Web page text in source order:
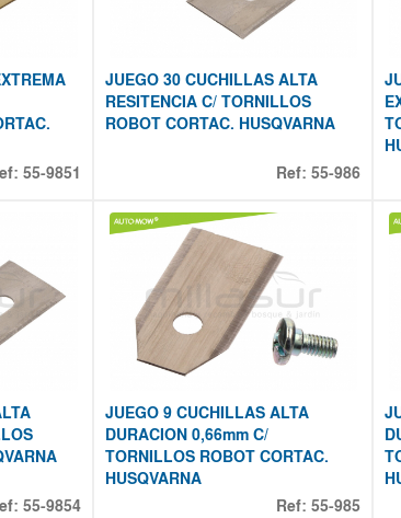
55-9851
JUEGO 30 CUCHILLAS ALTA
RESITENCIA C/ TORNILLOS
ROBOT CORTAC. HUSQVARNA
Ref:55-986
55-9854
JUEGO 9 CUCHILLAS ALTA
DURACION 0,66mm C/
TORNILLOS ROBOT CORTAC.
HUSQVARNA
Ref:55-985